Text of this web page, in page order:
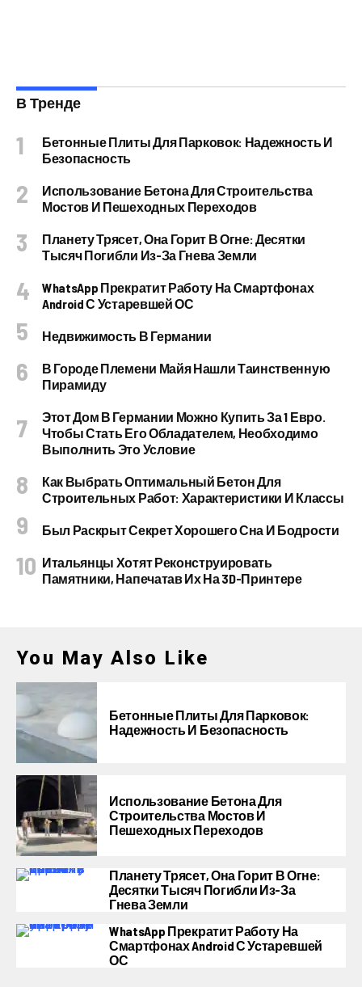
В Тренде
Бетонные Плиты Для Парковок: Надежность И
Безопасность
Использование Бетона Для Строительства
Мостов И Пешеходных Переходов
Планету Трясет, Она Горит В Огне: Десятки
Тысяч Погибли Из-За Гнева Земли
WhatsApp Прекратит Работу На Смартфонах
Android С Устаревшей ОС
Недвижимость В Германии
В Городе Племени Майя Нашли Таинственную
Пирамиду
Этот Дом В Германии Можно Купить За 1 Евро.
Чтобы Стать Его Обладателем, Необходимо
Выполнить Это Условие
Как Выбрать Оптимальный Бетон Для
Строительных Работ: Характеристики И Классы
Был Раскрыт Секрет Хорошего Сна И Бодрости
Итальянцы Хотят Реконструировать
Памятники, Напечатав Их На 3D-Принтере
You May Also Like
Бетонные Плиты Для Парковок:
Надежность И Безопасность
Использование Бетона Для
Строительства Мостов И
Пешеходных Переходов
Планету Трясет, Она Горит В Огне:
Десятки Тысяч Погибли Из-За
Гнева Земли
WhatsApp Прекратит Работу На
Смартфонах Android С Устаревшей
ОС